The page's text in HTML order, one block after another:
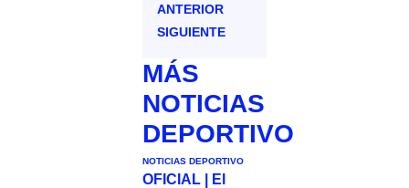
ANTERIOR
SIGUIENTE
MÁS
NOTICIAS
DEPORTIVO
NOTICIAS DEPORTIVO
OFICIAL | El